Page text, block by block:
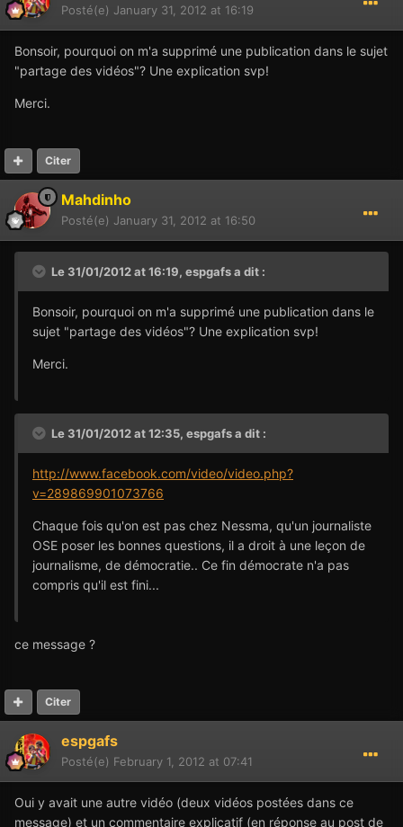
Posté(e) January 31, 2012 at 16:19
Bonsoir, pourquoi on m'a supprimé une publication dans le sujet
"partage des vidéos"? Une explication svp!
Merci.
Citer
Mahdinho
Posté(e) January 31, 2012 at 16:50
Le 31/01/2012 at 16:19, espgafs a dit :
Bonsoir, pourquoi on m'a supprimé une publication dans le
sujet "partage des vidéos"? Une explication svp!
Merci.
Le 31/01/2012 at 12:35, espgafs a dit :
http://www.facebook.com/video/video.php?
v=289869901073766
Chaque fois qu'on est pas chez Nessma, qu'un journaliste
OSE poser les bonnes questions, il a droit à une leçon de
journalisme, de démocratie.. Ce fin démocrate n'a pas
compris qu'il est fini...
ce message ?
Citer
espgafs
Posté(e) February 1, 2012 at 07:41
Oui y avait une autre vidéo (deux vidéos postées dans ce
message) et un commentaire explicatif (en réponse au post de